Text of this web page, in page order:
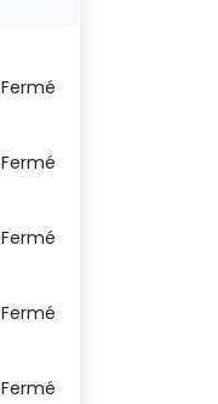
Fermé
Fermé
Fermé
Fermé
Fermé